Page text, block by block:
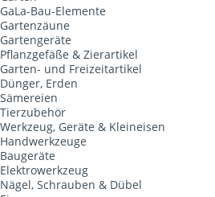
GaLa-Bau-Elemente
Gartenzäune
Gartengeräte
Pflanzgefäße & Zierartikel
Garten- und Freizeitartikel
Dünger, Erden
Sämereien
Tierzubehör
Werkzeug, Geräte & Kleineisen
Handwerkzeuge
Baugeräte
Elektrowerkzeug
Nägel, Schrauben & Dübel